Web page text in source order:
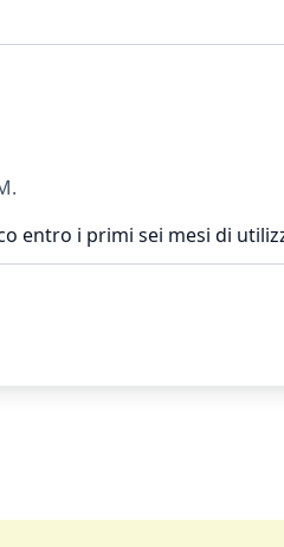
entro i primi sei mesi di